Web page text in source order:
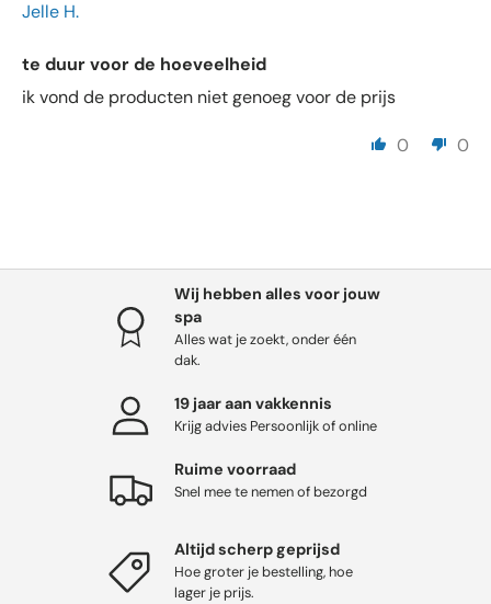
Jelle H.
te duur voor de hoeveelheid
ik vond de producten niet genoeg voor de prijs
0 0
Wij hebben alles voor jouw
spa
Alles wat je zoekt, onder één
dak.
19 jaar aan vakkennis
Krijg advies Persoonlijk of online
Ruime voorraad
Snel mee te nemen of bezorgd
Altijd scherp geprijsd
Hoe groter je bestelling, hoe
lager je prijs.